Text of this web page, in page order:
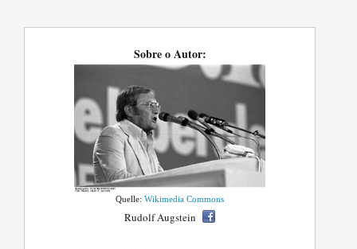
Sobre o Autor:
Quelle:Wikimedia Commons
Rudolf Augstein